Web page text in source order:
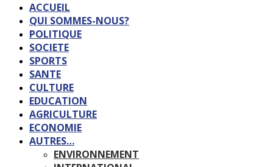
ACCUEIL
QUI SOMMES-NOUS?
POLITIQUE
SOCIETE
SPORTS
SANTE
CULTURE
EDUCATION
AGRICULTURE
ECONOMIE
AUTRES…
ENVIRONNEMENT